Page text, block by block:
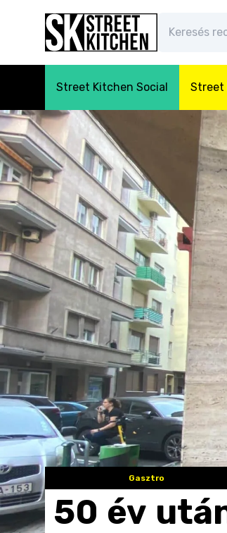
Street Kitchen Social Street
Gasztro
50 év